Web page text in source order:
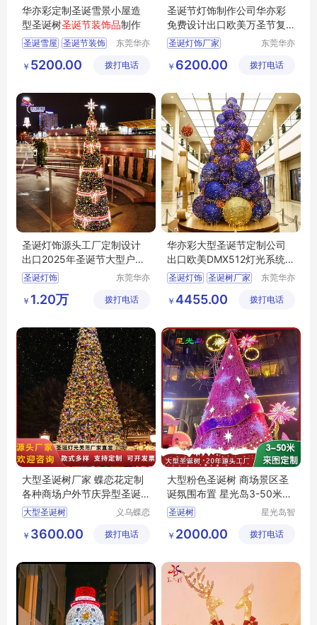
华亦彩定制圣诞雪景小屋造
型圣诞树圣诞节装饰品制作
圣诞雪屋 圣诞节装饰
圣诞灯饰
东莞华亦
艺有限公
￥ 5200.00 拨打电话
圣诞节灯饰制作公司华亦彩
免费设计出口欧美万圣节复
活节装饰灯
圣诞灯饰厂家
圣诞工厂 圣诞节装饰
东莞华亦
艺有限公
￥ 6200.00 拨打电话
圣诞灯饰源头工厂定制设计
出口2025年圣诞节大型户外
圣诞树彩灯
圣诞灯饰
圣诞树源头工厂
东莞圣诞树厂
东莞华亦
艺有限公
￥ 1.20万 拨打电话
华亦彩大型圣诞节定制公司
出口欧美DMX512灯光系统彩
灯圣诞树
圣诞灯饰 圣诞树厂家
大型圣诞树
东莞华亦
艺有限公
￥ 4455.00 拨打电话
大型圣诞树厂家 蝶恋花定制
各种商场户外节庆异型圣诞
活动装饰道具
大型圣诞树
节庆活动装饰
义乌蝶恋
术有限公
￥ 3600.00 拨打电话
大型粉色圣诞树 商场景区圣
诞氛围布置 星光岛3-50米工
厂定制
圣诞树
星光岛智
（临沂）
￥ 2000.00 拨打电话